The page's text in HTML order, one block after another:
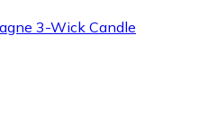
3-Wick Candle